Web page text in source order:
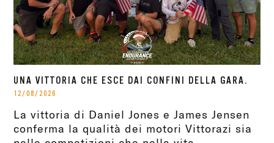
UNA VITTORIA CHE ESCE DAI CONFINI DELLA GARA.
12/08/2026
La vittoria di Daniel Jones e James Jensen
conferma la qualità dei motori Vittorazi sia